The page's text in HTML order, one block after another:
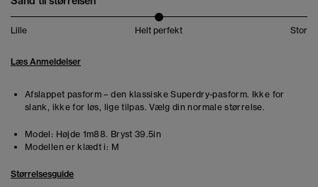
Lille Helt perfekt Stor
Læs Anmeldelser
Afslappet pasform – den klassiske Superdry-pasform. Ikke for
slank, ikke for løs, lige tilpas. Vælg din normale størrelse.
Model: Højde 1m88. Bryst 39.5in
Modellen er klædt i: M
Størrelsesguide